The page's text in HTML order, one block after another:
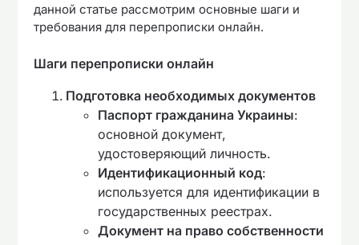
данной статье рассмотрим основные шаги и
требования для перепрописки онлайн.
Шаги перепрописки онлайн
Подготовка необходимых документов
Паспорт гражданина Украины:
основной документ,
удостоверяющий личность.
Идентификационный код:
используется для идентификации в
государственных реестрах.
Документ на право собственности